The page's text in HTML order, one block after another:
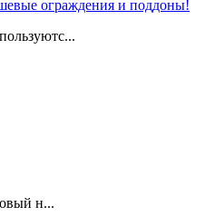
ограждения и поддоны!
н...